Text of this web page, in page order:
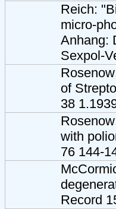
Reich:
micro-
Anhang:
Sexpol-
of
38
with
76 144-
Record